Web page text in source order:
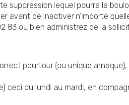
suppression lequel pourra la
avant de inactiver n’importe
83 ou bien administrez de la
pourtour (ou unique arnaque),
ceci du lundi au mardi, en